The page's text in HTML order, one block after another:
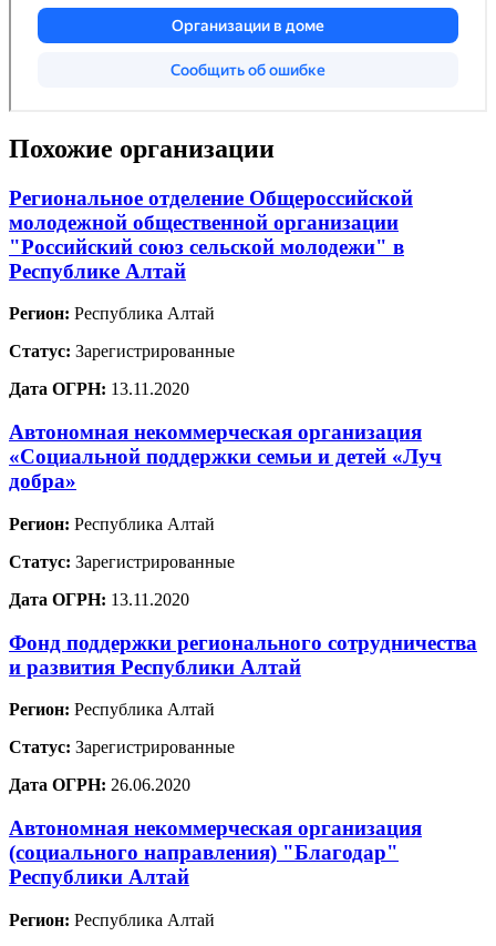
Похожие организации
Региональное отделение Общероссийской
молодежной общественной организации
"Российский союз сельской молодежи" в
Республике Алтай
Регион: Республика Алтай
Статус: Зарегистрированные
Дата ОГРН: 13.11.2020
Автономная некоммерческая организация
«Социальной поддержки семьи и детей «Луч
добра»
Регион: Республика Алтай
Статус: Зарегистрированные
Дата ОГРН: 13.11.2020
Фонд поддержки регионального сотрудничества
и развития Республики Алтай
Регион: Республика Алтай
Статус: Зарегистрированные
Дата ОГРН: 26.06.2020
Автономная некоммерческая организация
(социального направления) "Благодар"
Республики Алтай
Регион: Республика Алтай